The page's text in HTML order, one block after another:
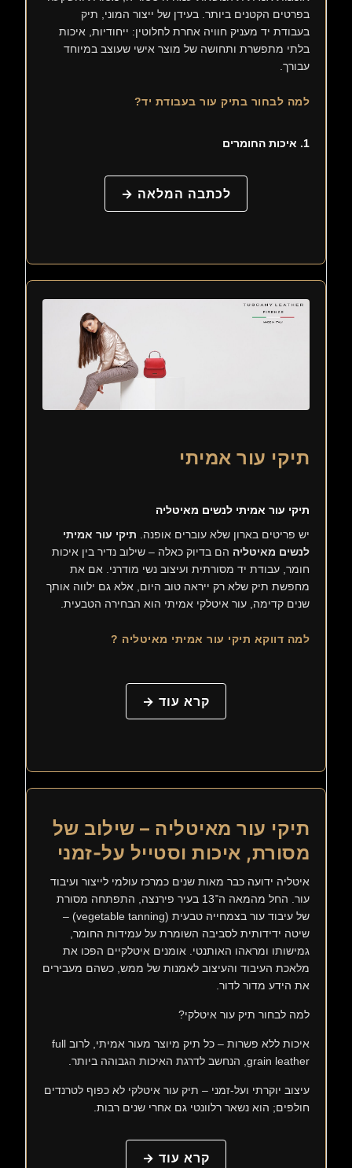
בפרטים הקטנים ביותר. בעידן של ייצור המוני, תיק
בעבודת יד מעניק חוויה אחרת לחלוטין: ייחודיות, איכות
בלתי מתפשרת ותחושה של מוצר אישי שעוצב במיוחד
עבורך.
למה לבחור בתיק עור בעבודת יד?
1. איכות החומרים
לכתבה המלאה →
תיקי עור אמיתי
תיקי עור אמיתי לנשים מאיטליה
יש פריטים בארון שלא עוברים אופנה. תיקי עור אמיתי
לנשים מאיטליה הם בדיוק כאלה – שילוב נדיר בין איכות
חומר, עבודת יד מסורתית ועיצוב נשי מודרני. אם את
מחפשת תיק שלא רק ייראה טוב היום, אלא גם ילווה אותך
שנים קדימה, עור איטלקי אמיתי הוא הבחירה הטבעית.
למה דווקא תיקי עור אמיתי מאיטליה ?
קרא עוד →
תיקי עור מאיטליה – שילוב של
מסורת, איכות וסטייל על-זמני
איטליה ידועה כבר מאות שנים כמרכז עולמי לייצור ועיבוד
עור. החל מהמאה ה־13 בעיר פירנצה, התפתחה מסורת
של עיבוד עור בצמחייה טבעית (vegetable tanning) –
שיטה ידידותית לסביבה השומרת על עמידות החומר,
גמישותו ומראהו האותנטי. אומנים איטלקיים הפכו את
מלאכת העיבוד והעיצוב לאמנות של ממש, כשהם מעבירים
את הידע מדור לדור.
למה לבחור תיק עור איטלקי?
איכות ללא פשרות – כל תיק מיוצר מעור אמיתי, לרוב full
grain leather, הנחשב לדרגת האיכות הגבוהה ביותר.
עיצוב יוקרתי ועל-זמני – תיק עור איטלקי לא כפוף לטרנדים
חולפים; הוא נשאר רלוונטי גם אחרי שנים רבות.
קרא עוד →